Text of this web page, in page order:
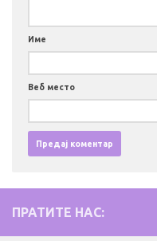
Име
Веб место
ПРАТИТЕ НАС: